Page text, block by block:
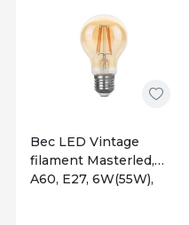
Bec LED Vintage
filament Masterled,
A60, E27, 6W(55W),